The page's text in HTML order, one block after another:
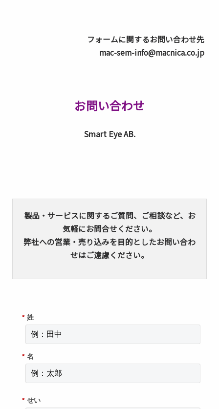
フォームに関するお問い合わせ先
mac-sem-info@macnica.co.jp
お問い合わせ
Smart Eye AB.
製品・サービスに関するご質問、ご相談など、お
気軽にお問合せください。
弊社への営業・売り込みを目的としたお問い合わ
せはご遠慮ください。
* 姓
* 名
* せい